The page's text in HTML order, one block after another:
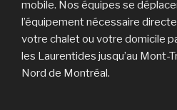
mobile. Nos équipes se
l’équipement nécessaire
votre chalet ou votre domicile
les Laurentides jusqu’au Mont-
Nord de Montréal.